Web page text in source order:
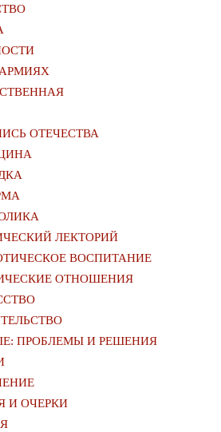
ОТЕЧЕСТВА
ЛЕКТОРИЙ
ВОСПИТАНИЕ
ОТНОШЕНИЯ
ПРОБЛЕМЫ И РЕШЕНИЯ
И ОЧЕРКИ